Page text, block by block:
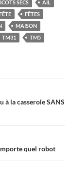
SECS
AIL
FÊTES
MAISON
TM31
TM5
à la casserole SANS
quel robot